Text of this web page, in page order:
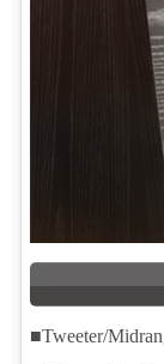
■Tweeter/